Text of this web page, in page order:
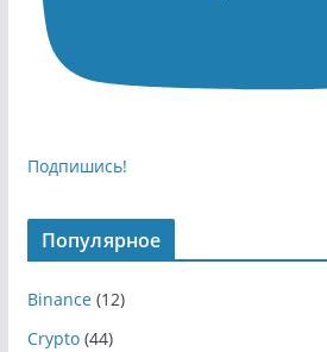
Подпишись!
Популярное
Binance(12)
Crypto(44)